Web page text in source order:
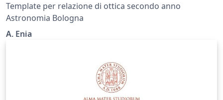
Template per relazione di ottica secondo anno
Astronomia Bologna
A. Enia